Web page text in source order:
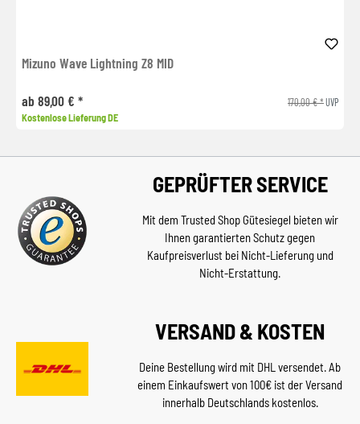
Mizuno Wave Lightning Z8 MID
ab 89,00 € * 170,00 € *UVP
Kostenlose Lieferung DE
GEPRÜFTER SERVICE
Mit dem Trusted Shop Gütesiegel bieten wir
Ihnen garantierten Schutz gegen
Kaufpreisverlust bei Nicht-Lieferung und
Nicht-Erstattung.
VERSAND & KOSTEN
Deine Bestellung wird mit DHL versendet. Ab
einem Einkaufswert von 100€ ist der Versand
innerhalb Deutschlands kostenlos.